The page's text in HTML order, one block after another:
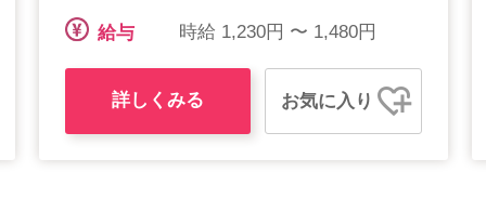
給与 時給 1,230円 〜 1,480円
詳しくみる お気に入り